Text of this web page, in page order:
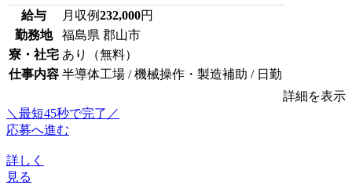
給与 月収例232,000円
勤務地
福島県 郡山市
寮・社宅 あり（無料）
仕事内容 半導体工場 / 機械操作・製造補助 / 日勤
詳細を表示
＼最短45秒で完了／
応募へ進む
詳しく
見る